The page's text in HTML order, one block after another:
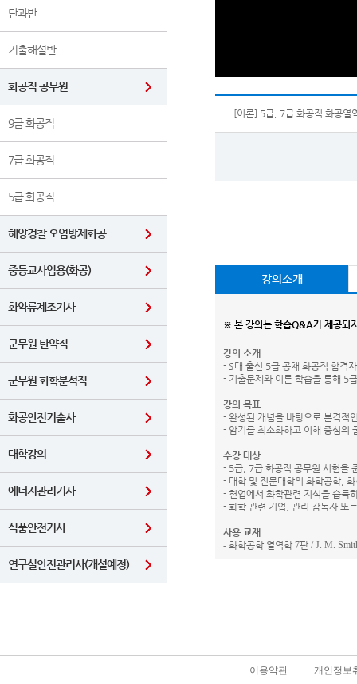
단과반
기출해설반
화공직 공무원
9급 화공직
7급 화공직
5급 화공직
해양경찰 오염방제화공
중등교사임용(화공)
화약류제조기사
군무원 탄약직
군무원 화학분석직
화공안전기술사
대학강의
에너지관리기사
식품안전기사
연구실안전관리사(개설예정)
[이론] 5급, 7급 화공직 화공열
강의소개
※ 본 강의는 학습Q&A가 제공되
강의 소개
- S대 출신 5급 공채 화공직 합격
- 기출문제와 이론 학습을 통해 5
강의 목표
- 완성된 개념을 바탕으로 본격적
- 암기를 최소화하고 이해 중심의
수강 대상
- 5급, 7급 화공직 공무원 시험을
- 대학 및 전문대학의 화학공학,
- 현업에서 화학관련 지식을 습득
- 화학 관련 기업, 관리 감독자 또
사용 교재
- 화학공학 열역학 7판 / J. M.
이용약관 개인정보